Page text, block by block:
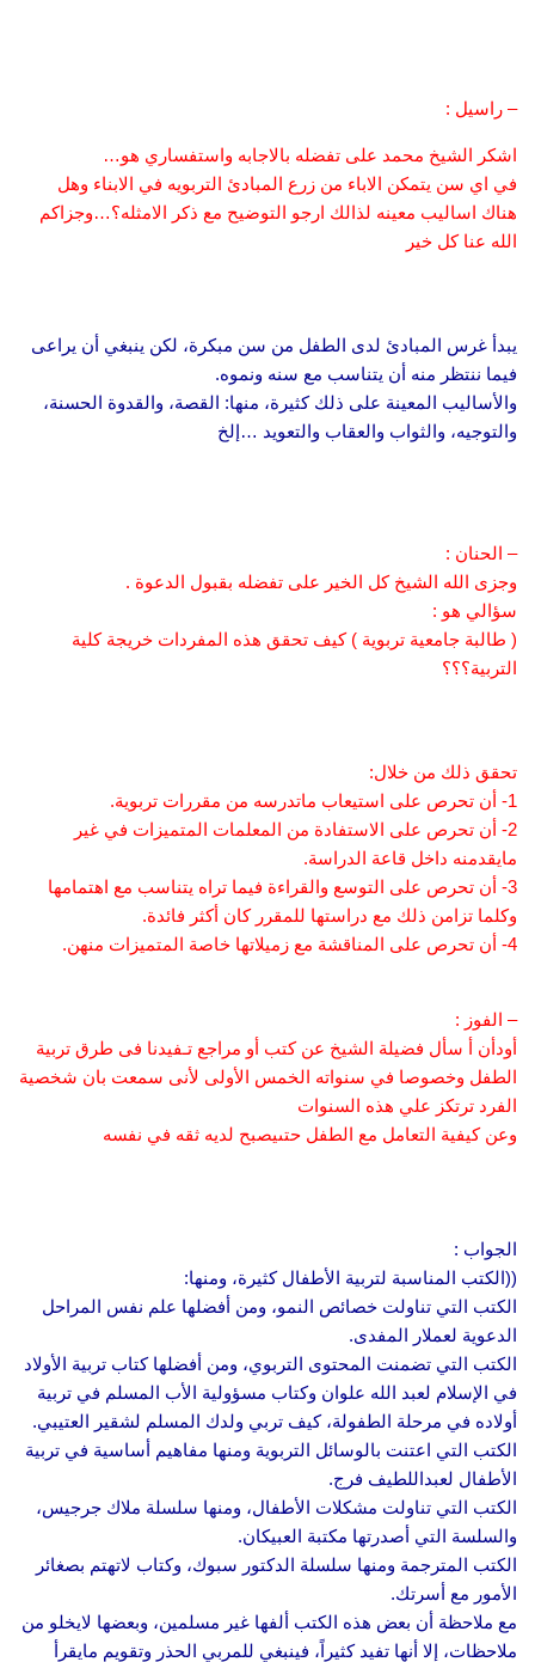
– راسيل :
اشكر الشيخ محمد على تفضله بالاجابه واستفساري هو…
في اي سن يتمكن الاباء من زرع المبادئ التربويه في الابناء وهل
هناك اساليب معينه لذالك ارجو التوضيح مع ذكر الامثله؟…وجزاكم
الله عنا كل خير
يبدأ غرس المبادئ لدى الطفل من سن مبكرة، لكن ينبغي أن يراعى
فيما ننتظر منه أن يتناسب مع سنه ونموه.
والأساليب المعينة على ذلك كثيرة، منها: القصة، والقدوة الحسنة،
والتوجيه، والثواب والعقاب والتعويد …إلخ
– الحنان :
وجزى الله الشيخ كل الخير على تفضله بقبول الدعوة .
سؤالي هو :
( طالبة جامعية تربوية ) كيف تحقق هذه المفردات خريجة كلية
التربية؟؟؟
تحقق ذلك من خلال:
1- أن تحرص على استيعاب ماتدرسه من مقررات تربوية.
2- أن تحرص على الاستفادة من المعلمات المتميزات في غير
مايقدمنه داخل قاعة الدراسة.
3- أن تحرص على التوسع والقراءة فيما تراه يتناسب مع اهتمامها
وكلما تزامن ذلك مع دراستها للمقرر كان أكثر فائدة.
4- أن تحرص على المناقشة مع زميلاتها خاصة المتميزات منهن.
– الفوز :
أودأن أ سأل فضيلة الشيخ عن كتب أو مراجع تـفيدنا فى طرق تربية
الطفل وخصوصا في سنواته الخمس الأولى لأنى سمعت بان شخصية
الفرد ترتكز علي هذه السنوات
وعن كيفية التعامل مع الطفل حتىيصبح لديه ثقه في نفسه
الجواب :
((الكتب المناسبة لتربية الأطفال كثيرة، ومنها:
الكتب التي تناولت خصائص النمو، ومن أفضلها علم نفس المراحل
الدعوية لعملار المفدى.
الكتب التي تضمنت المحتوى التربوي، ومن أفضلها كتاب تربية الأولاد
في الإسلام لعبد الله علوان وكتاب مسؤولية الأب المسلم في تربية
أولاده في مرحلة الطفولة، كيف تربي ولدك المسلم لشقير العتيبي.
الكتب التي اعتنت بالوسائل التربوية ومنها مفاهيم أساسية في تربية
الأطفال لعبداللطيف فرج.
الكتب التي تناولت مشكلات الأطفال، ومنها سلسلة ملاك جرجيس،
والسلسة التي أصدرتها مكتبة العبيكان.
الكتب المترجمة ومنها سلسلة الدكتور سبوك، وكتاب لاتهتم بصغائر
الأمور مع أسرتك.
مع ملاحظة أن بعض هذه الكتب ألفها غير مسلمين، وبعضها لايخلو من
ملاحظات، إلا أنها تفيد كثيراً، فينبغي للمربي الحذر وتقويم مايقرأ